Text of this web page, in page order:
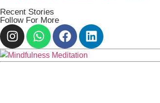
Recent Stories
Follow For More